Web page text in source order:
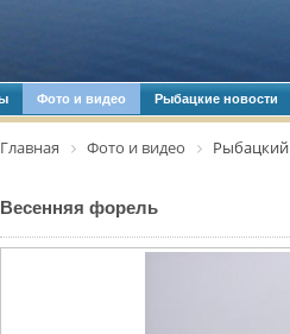
Фото и видео Рыбацкие новости
Главная Фото и видео
Весенняя форель